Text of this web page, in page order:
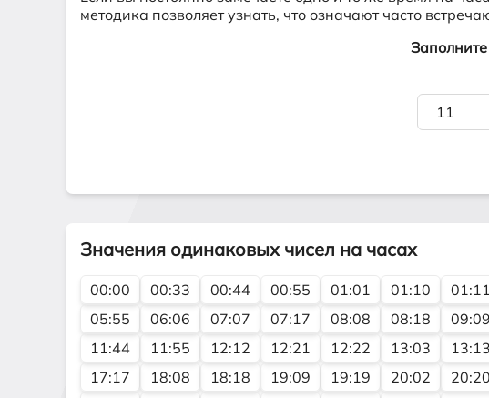
методика позволяет узнать, что означают часто
Значения одинаковых чисел на часах
00:00 00:33 00:44 00:55 01:01 01:10 01:11
05:55
06:06 07:07 07:17 08:08 08:18 09:09
11:44
11:55 12:12 12:21 12:22 13:03 13:13
17:17
18:08 18:18 19:09 19:19 20:02 20:20